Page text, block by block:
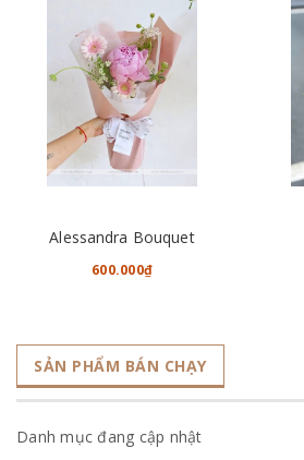
Alessandra Bouquet
600.000₫
SẢN PHẨM BÁN CHẠY
Danh mục đang cập nhật